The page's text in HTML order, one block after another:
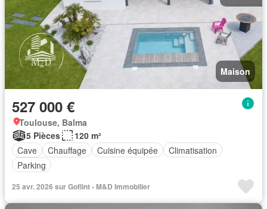
Maison
527 000 €
Toulouse, Balma
5 Pièces
120 m²
Cave
Chauffage Cuisine équipée
Climatisation
Parking
25 avr. 2026 sur Goflint - M&D Immobilier